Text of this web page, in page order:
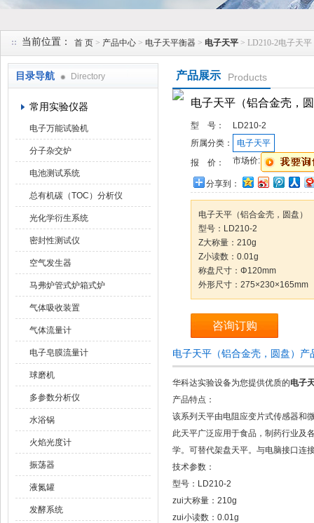
当前位置： 首 页 > 产品中心 > 电子天平衡器 > 电子天平 > LD210-2电子天
目录导航 Directory
常用实验仪器
电子万能试验机
分子杂交炉
电池测试系统
总有机碳（TOC）分析仪
光化学衍生系统
密封性测试仪
空气发生器
马弗炉管式炉箱式炉
气体吸收装置
气体流量计
电子皂膜流量计
球磨机
多参数分析仪
水浴锅
火焰光度计
振荡器
液氮罐
发酵系统
产品展示 Products
电子天平（铝合金壳，
型 号：
LD210-2
所属分类：
电子天平
报 价：
市场价:
分享到：
电子天平（铝合金壳，圆盘）
型号：LD210-2
Z大称量：210g
Z小读数：0.01g
称盘尺寸：Φ120mm
外形尺寸：275×230×165mm
咨询订购
电子天平（铝合金壳，圆盘）产
华科达实验设备为您提供优质的电子
产品特点：
该系列天平由电阻应变片式传感器和
此天平广泛应用于食品，制药行业及
学。可替代架盘天平。与电脑接口连
技术参数：
型号：LD210-2
zui大称量：210g
zui小读数：0.01g